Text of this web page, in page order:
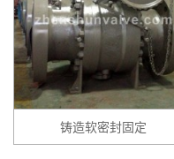
铸造软密封固定